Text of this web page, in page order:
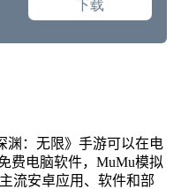
渊：无限》手游可以在电
费电脑软件，MuMu模拟
流安卓应用、软件和部